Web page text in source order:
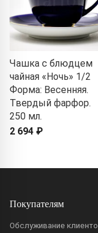
Чашка с блюдцем
чайная «Ночь» 1/2
Форма: Весенняя.
Твердый фарфор.
250 мл.
2 694 ₽
Покупателям
Обслуживание